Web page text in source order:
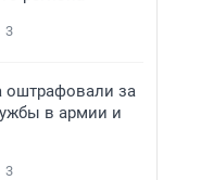
3
оштрафовали за
в армии и
3